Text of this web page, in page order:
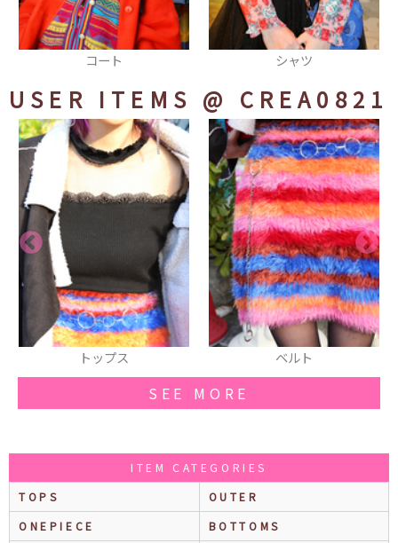
Strawberry ネック
USER ITEMS @ CREA0821
SEE MORE
ITEM CATEGORIES
TOPS
OUTER
ONEPIECE
BOTTOMS